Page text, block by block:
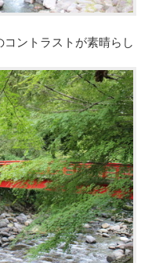
ントラストが素晴らし